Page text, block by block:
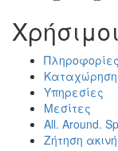
Υπηρεσίες
Μεσίτες
All. Around.
Ζήτηση